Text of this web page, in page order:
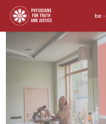
to
content
be •